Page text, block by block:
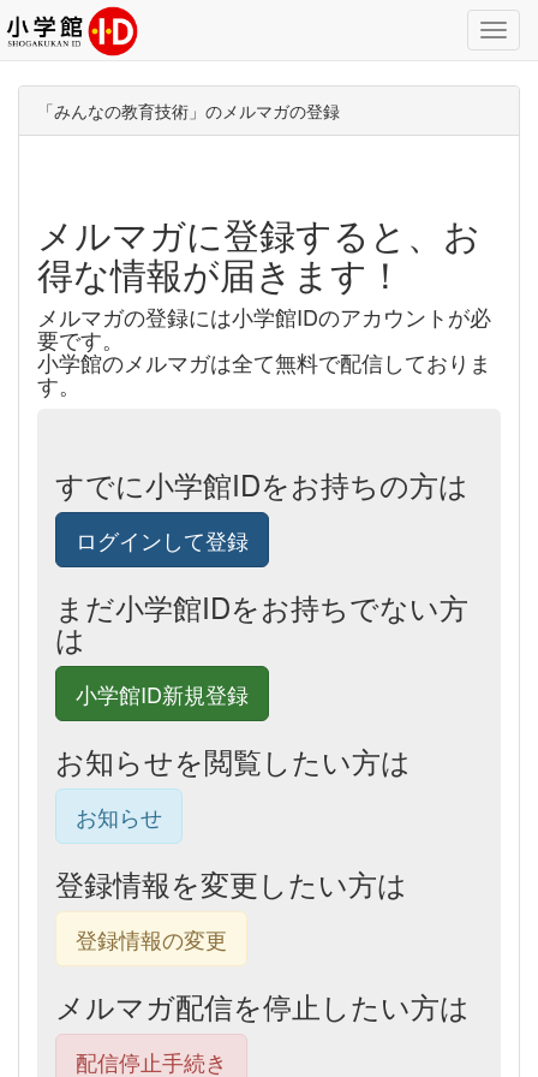
「みんなの教育技術」のメルマガの登録
メルマガに登録すると、お
得な情報が届きます！
メルマガの登録には小学館IDのアカウントが必
要です。
小学館のメルマガは全て無料で配信しておりま
す。
すでに小学館IDをお持ちの方は
ログインして登録
まだ小学館IDをお持ちでない方
は
小学館ID新規登録
お知らせを閲覧したい方は
お知らせ
登録情報を変更したい方は
登録情報の変更
メルマガ配信を停止したい方は
配信停止手続き